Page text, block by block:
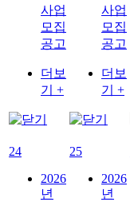
사업
모집
공고
더보
기 +
사업
모집
공고
더보
기 +
24
2026
년
25
2026
년